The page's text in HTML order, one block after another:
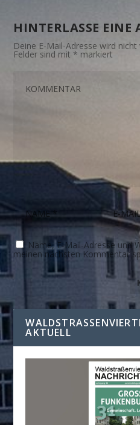
HINTERLASSE EINE
Deine E-Mail-Adresse wird
Felder sind mit* markiert
Name, E-Mail-Adresse und
meinen nächsten Kommentar
KTUELL